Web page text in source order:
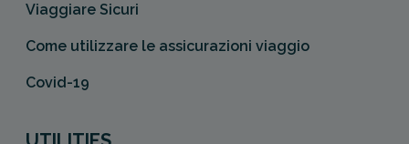
Viaggiare Sicuri
Come utilizzare le assicurazioni viaggio
Covid-19